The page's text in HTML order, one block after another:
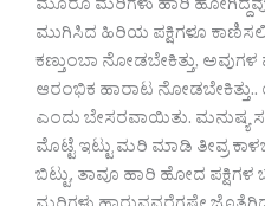
ಮೂರೂ ಮರಿಗಳು ಹಾರಿ
ಮುಗಿಸಿದ ಹಿರಿಯ ಪಕ್ಷಿಗಳೂ
ಕಣ್ತುಂಬಾ ನೋಡಬೇಕಿತ್ತು, ಅವುಗಳ
ಆರಂಭಿಕ ಹಾರಾಟ ನೋಡಬೇಕಿತ್ತು..
ಎಂದು ಬೇಸರವಾಯಿತು. ಮನುಷ್ಯ
ಮೊಟ್ಟೆ ಇಟ್ಟು ಮರಿ ಮಾಡಿ ತೀವ್ರ
ಬಿಟ್ಟು, ತಾವೂ ಹಾರಿ ಹೋದ ಪಕ್ಷಿಗಳ